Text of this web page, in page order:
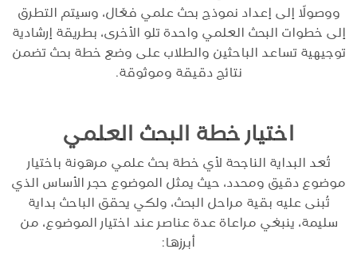
ووصولًا إلى إعداد نموذج بحث علمي فعّال، وسيتم التطرق
إلى خطوات البحث العلمي واحدة تلو الأخرى، بطريقة إرشادية
توجيهية تساعد الباحثين والطلاب على وضع خطة بحث تضمن
نتائج دقيقة وموثوقة.
اختيار خطة البحث العلمي
تُعد البداية الناجحة لأي خطة بحث علمي مرهونة باختيار
موضوع دقيق ومحدد، حيث يمثل الموضوع حجر الأساس الذي
تُبنى عليه بقية مراحل البحث، ولكي يحقق الباحث بداية
سليمة، ينبغي مراعاة عدة عناصر عند اختيار الموضوع، من
أبرزها: